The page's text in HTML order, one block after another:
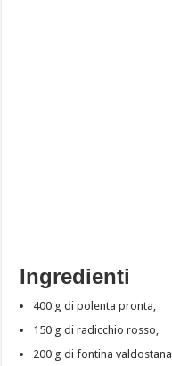
Ingredienti
400 g di polenta pronta,
150 g di radicchio rosso,
200 g di fontina valdostana,